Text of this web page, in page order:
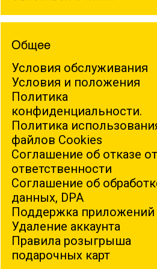
Общее
Условия обслуживания
Условия и положения
Политика
конфиденциальности.
Политика
файлов Cookies
Соглашение об отказе от
ответственности
Соглашение об
данных, DPA
Поддержка приложений
Удаление аккаунта
Правила розыгрыша
подарочных карт